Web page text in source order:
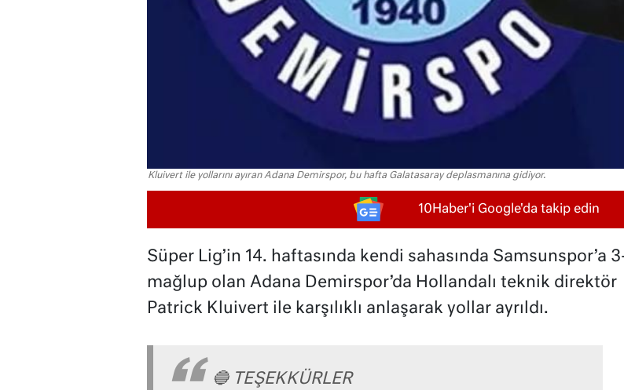
Kluivert ile yollarını ayıran Adana Demirspor, bu hafta Galatasaray deplasmanına gidiyor.
10Haber'i Google'da takip edin
Süper Lig’in 14. haftasında kendi sahasında Samsunspor’a
mağlup olan Adana Demirspor’da Hollandalı teknik direktör
Patrick Kluivert ile karşılıklı anlaşarak yollar ayrıldı.
🔵 TEŞEKKÜRLER